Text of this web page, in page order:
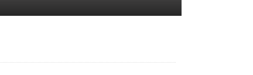
"Registrati"